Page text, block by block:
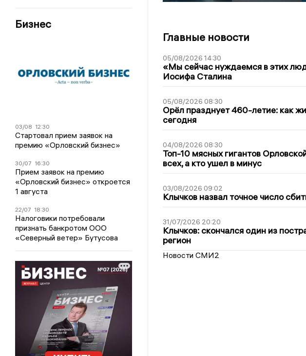
Бизнес
03/08 12:30
Стартовал прием заявок на
премию «Орловский бизнес»
30/07 16:30
Прием заявок на премию
«Орловский бизнес» откроется
1 августа
22/07 18:30
Налоговики потребовали
признать банкротом ООО
«Северный ветер» Бутусова
Главные новости
05/08/2026 14:30
«Мы сейчас нуждаемся в этих
Иосифа Сталина
05/08/2026 08:30
Орёл празднует 460-летие: как
сегодня
04/08/2026 08:30
Топ-10 мясных гигантов
всех, а кто ушел в минус
03/08/2026 09:02
Клычков назвал точное число
31/07/2026 20:20
Клычков: скончался один из
регион
Новости СМИ2